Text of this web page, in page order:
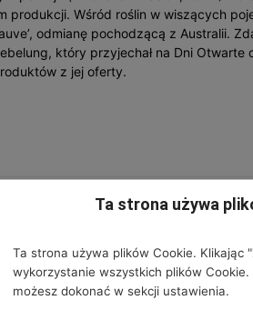
produkcji. Wśród roślin w wiszących
odmianę pochodzącą z Australii.
który przyjechał na Dni Otwarte
z jej oferty.
PEACH GIBOM (POD OSŁONAMI)
tutejszego partnera, uważając
Licząc się, między innymi, z tą
w naszym kraju oddziału
Ta strona używa
Ta strona używa plików Cookie. Klikając
wykorzystanie wszystkich plików Cookie.
możesz dokonać w sekcji ustawienia.